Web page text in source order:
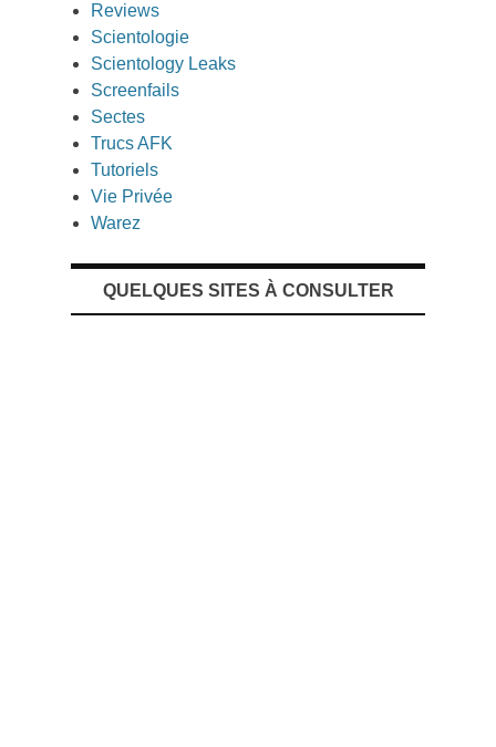
Reviews
Scientologie
Scientology Leaks
Screenfails
Sectes
Trucs AFK
Tutoriels
Vie Privée
Warez
QUELQUES SITES À CONSULTER